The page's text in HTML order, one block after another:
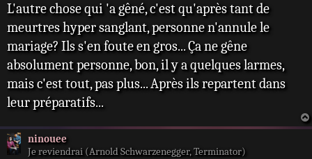
s
a
g
e
L'autre chose qui 'a gêné, c'est qu'après tant de
meurtres hyper sanglant, personne n'annule le
mariage? Ils s'en foute en gros... Ça ne gêne
absolument personne, bon, il y a quelques larmes,
mais c'est tout, pas plus... Après ils repartent dans
leur préparatifs...
ninouee
Je reviendrai (Arnold Schwarzenegger, Terminator)